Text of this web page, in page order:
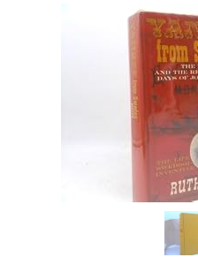
Antiquarische Bücher
Kunst & Sammlerstücke